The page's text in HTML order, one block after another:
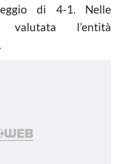
di 4-1. Nelle
l’entità